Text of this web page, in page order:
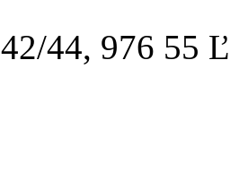
44, 976 55